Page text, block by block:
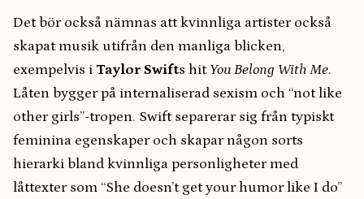
Det bör också nämnas att kvinnliga artister också
skapat musik utifrån den manliga blicken,
exempelvis i Taylor Swifts hit You Belong With Me.
Låten bygger på internaliserad sexism och “not like
other girls”-tropen. Swift separerar sig från typiskt
feminina egenskaper och skapar någon sorts
hierarki bland kvinnliga personligheter med
låttexter som “She doesn’t get your humor like I do”